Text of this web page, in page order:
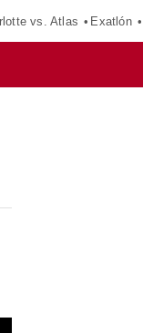
vs. Atlas Exatlón